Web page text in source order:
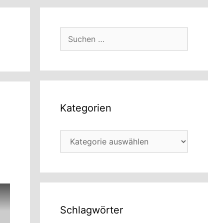
Kategorien
Kategorien
Schlagwörter